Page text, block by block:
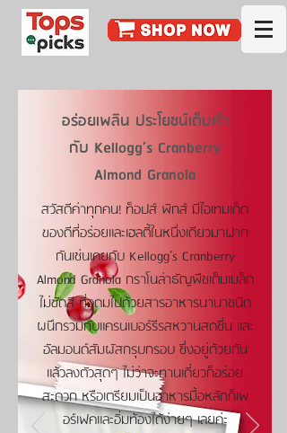
อร่อยเพลิน ประโยชน์เต็มคำ
กับ Kellogg’s Cranberry
Almond Granola
สวัสดีค่าทุกคน! ท็อปส์ พิกส์ มีไอเทมเด็ด
ของดีที่อร่อยและเฮลตี้ในหนึ่งเดียวมาฝาก
กันเช่นเคยกับ Kellogg’s Cranberry
Almond Granola กราโนล่าธัญพืชเต็มเมล็ด
ไม่ขัดสี ที่อุดมไปด้วยสารอาหารนานาชนิด
ผนึกรวมกับแครนเบอร์รีรสหวานสดชื่น และ
อัลมอนด์สัมผัสกรุบกรอบ ซึ่งอยู่ด้วยกัน
แล้วลงตัวสุดๆ ไม่ว่าจะทานเดี่ยวก็อร่อย
สะดวก หรือเตรียมเป็นอาหารมื้อหลักก็เพ
อร์เฟคและอิ่มท้องได้ง่ายๆ เลยค่ะ